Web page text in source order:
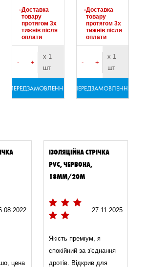
Доставка
товару
протягом 3х
тижнів після
оплати
- +
х 1
шт
ПЕРЕДЗАМОВЛЕННЯ
Доставка
товару
протягом 3х
тижнів після
оплати
- +
х 1
шт
ПЕРЕДЗАМОВЛЕННЯ
цена
ІЗОЛЯЦІЙНА СТРІЧКА
PVC, ЧЕРВОНА,
18ММ/20М
27.11.2025
Якість преміум, я
спокійний за з'єднання
дротів. Відкрив для